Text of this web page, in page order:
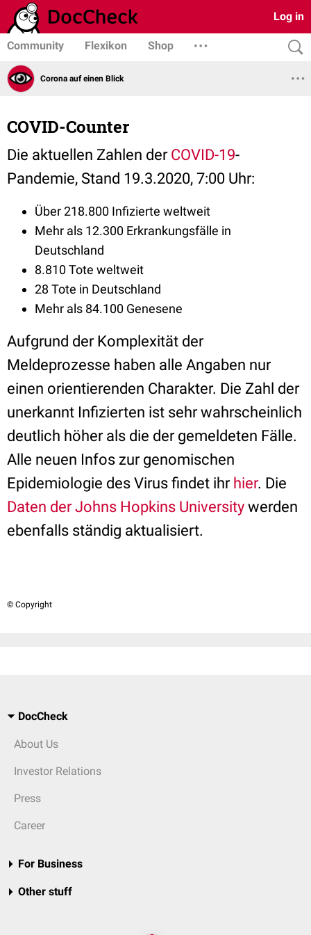
Log in
Community Flexikon Shop
Corona auf einen Blick
COVID-Counter
Die aktuellen Zahlen der COVID-19-
Pandemie, Stand 19.3.2020, 7:00 Uhr:
Über 218.800 Infizierte weltweit
Mehr als 12.300 Erkrankungsfälle in
Deutschland
8.810 Tote weltweit
28 Tote in Deutschland
Mehr als 84.100 Genesene
Aufgrund der Komplexität der
Meldeprozesse haben alle Angaben nur
einen orientierenden Charakter. Die Zahl der
unerkannt Infizierten ist sehr wahrscheinlich
deutlich höher als die der gemeldeten Fälle.
Alle neuen Infos zur genomischen
Epidemiologie des Virus findet ihr hier. Die
Daten der Johns Hopkins University werden
ebenfalls ständig aktualisiert.
© Copyright
DocCheck
About Us
Investor Relations
Press
Career
For Business
Other stuff